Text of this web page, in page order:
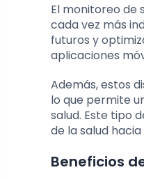
El monitoreo de
cada vez más
futuros y
aplicaciones
Además, estos
lo que permite
salud. Este tipo
de la salud
Beneficios